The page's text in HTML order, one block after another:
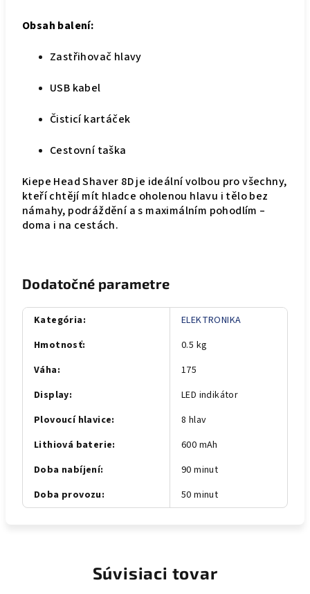
Obsah balení:
Zastřihovač hlavy
USB kabel
Čisticí kartáček
Cestovní taška
Kiepe Head Shaver 8D je ideální volbou pro všechny,
kteří chtějí mít hladce oholenou hlavu i tělo bez
námahy, podráždění a s maximálním pohodlím –
doma i na cestách.
Dodatočné parametre
Kategória:
ELEKTRONIKA
Hmotnosť:
0.5 kg
Váha:
175
Display:
LED indikátor
Plovoucí hlavice:
8 hlav
Lithiová baterie:
600 mAh
Doba nabíjení:
90 minut
Doba provozu: 50 minut
Súvisiaci tovar